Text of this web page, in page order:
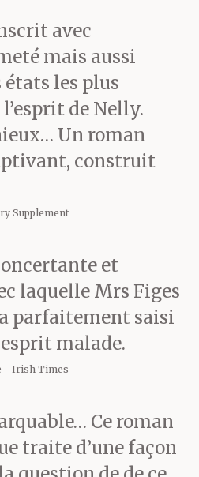
la pièce,
Je crus
lueur
dans ses
et
dans son
qui
rien de
pouvais
lui en
de
un
avec
mais aussi
états les plus
de Nelly.
Un roman
construit
Supplement
et
laquelle Mrs Figes
parfaitement saisi
malade.
Irish Times
Ce roman
traite d’une façon